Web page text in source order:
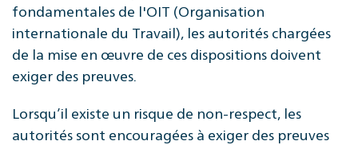
fondamentales de l'OIT (Organisation
internationale du Travail), les autorités chargées
de la mise en œuvre de ces dispositions doivent
exiger des preuves.
Lorsqu’il existe un risque de non-respect, les
autorités sont encouragées à exiger des preuves